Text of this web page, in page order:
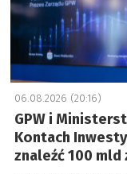
06.08.2026 (20:16)
GPW i
Kontach
znaleźć 100 mld